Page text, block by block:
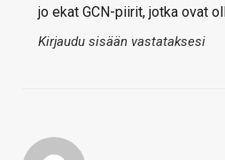
jo ekat GCN-piirit, jotka ovat
Kirjaudu sisään vastataksesi